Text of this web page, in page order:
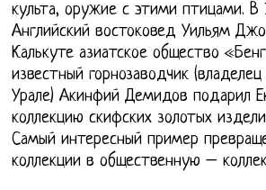
культа, оружие с этими птицами. В
Английский востоковед Уильям
Калькуте азиатское общество
известный горнозаводчик
Урале) Акинфий Демидов подарил
коллекцию скифских золотых
Самый интересный пример
коллекции в общественную –